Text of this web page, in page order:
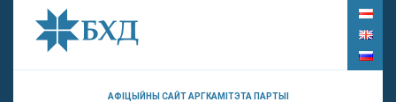
АФІЦЫЙНЫ САЙТ АРГКАМІТЭТА ПАРТЫІ